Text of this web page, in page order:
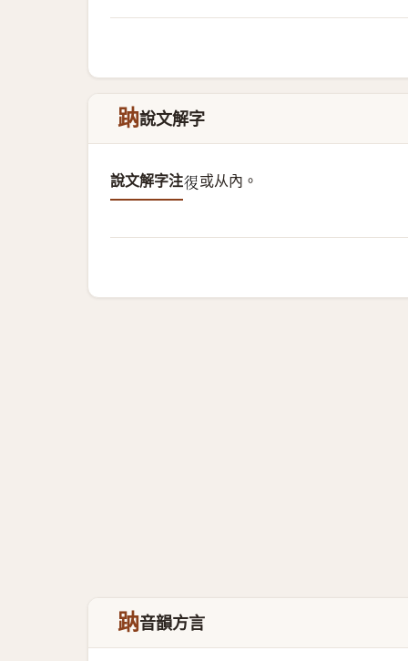
䟜說文解字
說文解字注𢓴 或从內。
䟜音韻方言